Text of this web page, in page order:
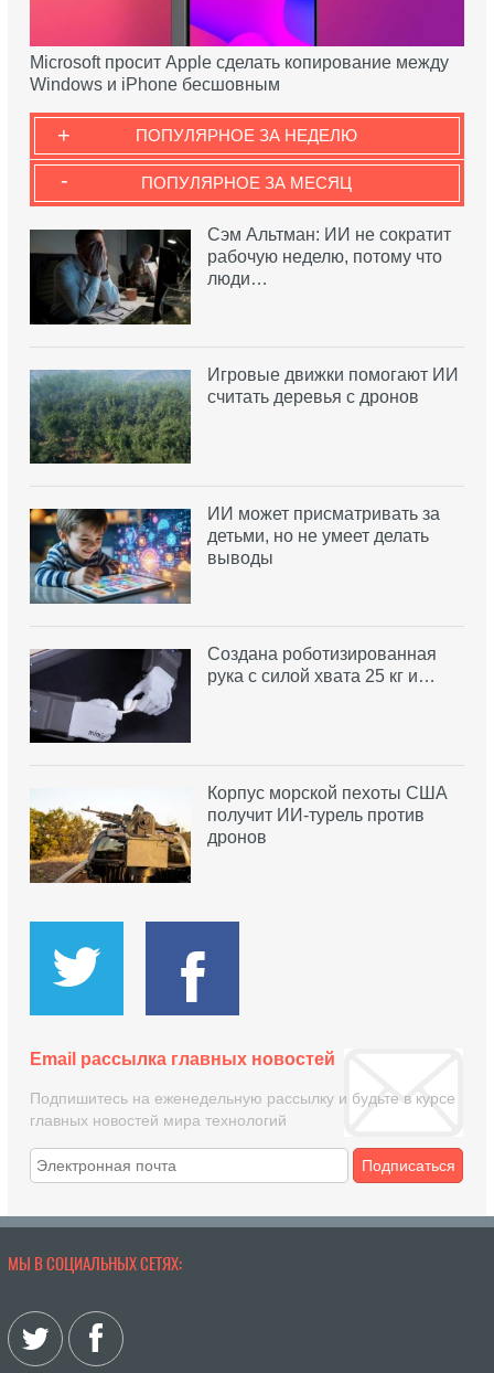
Microsoft просит Apple сделать копирование между
Windows и iPhone бесшовным
ПОПУЛЯРНОЕ ЗА НЕДЕЛЮ
+
ПОПУЛЯРНОЕ ЗА МЕСЯЦ
-
Сэм Альтман: ИИ не сократит
рабочую неделю, потому что
люди…
Игровые движки помогают ИИ
считать деревья с дронов
ИИ может присматривать за
детьми, но не умеет делать
выводы
Создана роботизированная
рука с силой хвата 25 кг и…
Корпус морской пехоты США
получит ИИ-турель против
дронов
Email рассылка главных новостей
Подпишитесь на еженедельную рассылку и будьте в курсе
главных новостей мира технологий
Подписаться
МЫ В СОЦИАЛЬНЫХ СЕТЯХ: